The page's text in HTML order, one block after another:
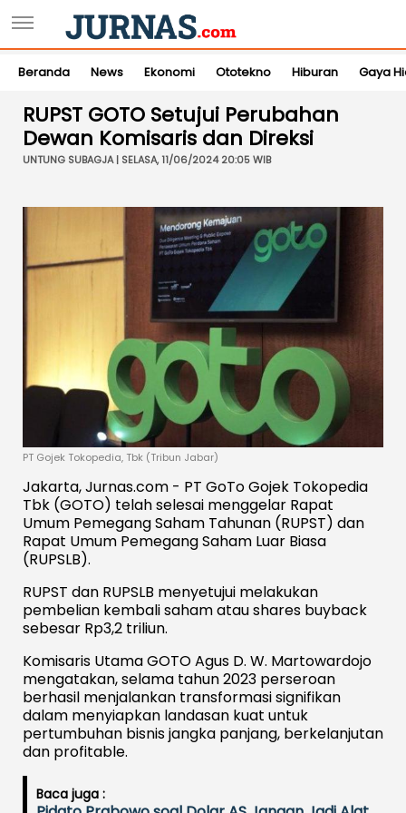
Beranda News Ekonomi Ototekno Hiburan Gaya
RUPST GOTO Setujui Perubahan
Dewan Komisaris dan Direksi
UNTUNG SUBAGJA | SELASA, 11/06/2024 20:05 WIB
PT Gojek Tokopedia, Tbk (Tribun Jabar)
Jakarta, Jurnas.com - PT GoTo Gojek Tokopedia
Tbk (GOTO) telah selesai menggelar Rapat
Umum Pemegang Saham Tahunan (RUPST) dan
Rapat Umum Pemegang Saham Luar Biasa
(RUPSLB).
RUPST dan RUPSLB menyetujui melakukan
pembelian kembali saham atau shares buyback
sebesar Rp3,2 triliun.
Komisaris Utama GOTO Agus D. W. Martowardojo
mengatakan, selama tahun 2023 perseroan
berhasil menjalankan transformasi signifikan
dalam menyiapkan landasan kuat untuk
pertumbuhan bisnis jangka panjang, berkelanjutan
dan profitable.
Baca juga :